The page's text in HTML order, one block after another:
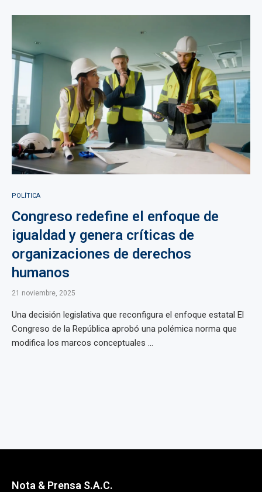
POLÍTICA
Congreso redefine el enfoque de
igualdad y genera críticas de
organizaciones de derechos
humanos
21 noviembre, 2025
Una decisión legislativa que reconfigura el enfoque estatal El
Congreso de la República aprobó una polémica norma que
modifica los marcos conceptuales ...
Nota & Prensa S.A.C.